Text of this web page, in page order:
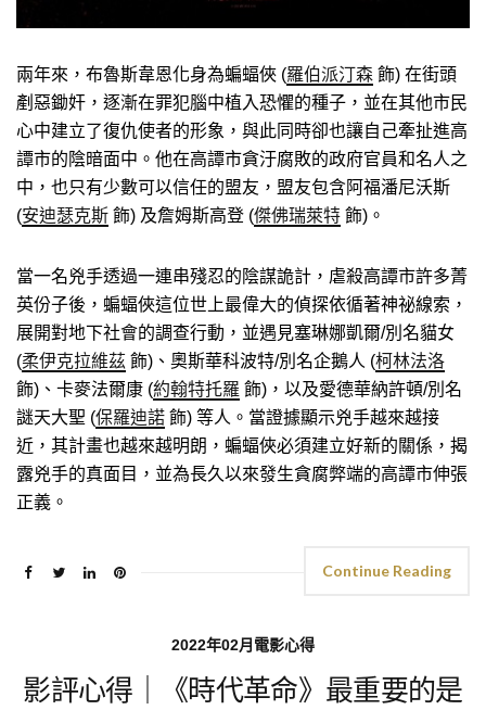
兩年來，布魯斯韋恩化身為蝙蝠俠 (羅伯派汀森 飾) 在街頭
剷惡鋤奸，逐漸在罪犯腦中植入恐懼的種子，並在其他市民
心中建立了復仇使者的形象，與此同時卻也讓自己牽扯進高
譚市的陰暗面中。他在高譚市貪汙腐敗的政府官員和名人之
中，也只有少數可以信任的盟友，盟友包含阿福潘尼沃斯
(安迪瑟克斯 飾) 及詹姆斯高登 (傑佛瑞萊特 飾)。
當一名兇手透過一連串殘忍的陰謀詭計，虐殺高譚市許多菁
英份子後，蝙蝠俠這位世上最偉大的偵探依循著神祕線索，
展開對地下社會的調查行動，並遇見塞琳娜凱爾/別名貓女
(柔伊克拉維茲 飾)、奧斯華科波特/別名企鵝人 (柯林法洛
飾)、卡麥法爾康 (約翰特托羅 飾)，以及愛德華納許頓/別名
謎天大聖 (保羅迪諾 飾) 等人。當證據顯示兇手越來越接
近，其計畫也越來越明朗，蝙蝠俠必須建立好新的關係，揭
露兇手的真面目，並為長久以來發生貪腐弊端的高譚市伸張
正義。
Continue Reading
2022年02月電影心得
影評心得｜《時代革命》最重要的是